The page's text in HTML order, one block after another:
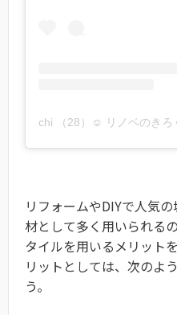
リフォームやDIYで人気
材として多く用いられる
タイルを用いるメリット
リットとしては、次のよ
う。